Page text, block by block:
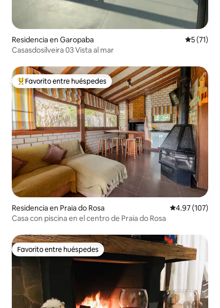
Residencia en Garopaba
5 (71)
Casasdosilveira 03 Vista al mar
De los mejores en Favorito entre huéspedes
Favorito entre huéspedes
Residencia en Praia do Rosa Calificación
4.97 (107)
Casa con piscina en el centro de Praia do Rosa
Favorito entre huéspedes
Favorito entre huéspedes